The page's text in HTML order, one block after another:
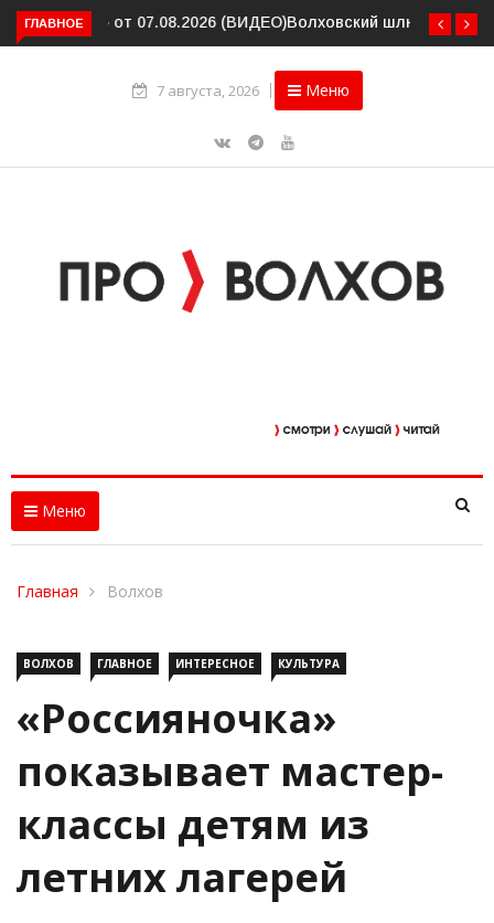
ГЛАВНОЕ Волховский шлюз отметил вековой юбилей
7 августа, 2026 Меню
Меню
Главная Волхов
ВОЛХОВ ГЛАВНОЕ ИНТЕРЕСНОЕ КУЛЬТУРА
«Россияночка»
показывает мастер-
классы детям из
летних лагерей